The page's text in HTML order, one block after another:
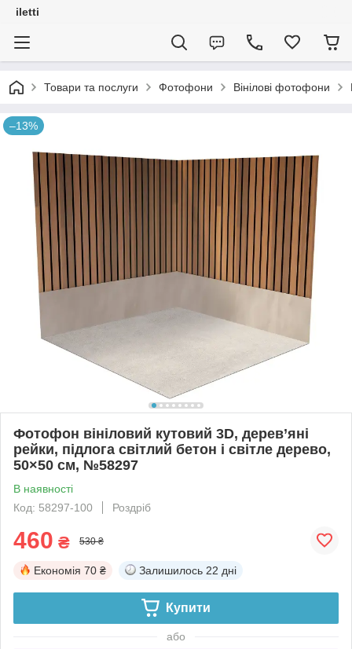
iletti
Товари та послуги Фотофони Вінілові фотофони
–13%
Фотофон вініловий кутовий 3D, дерев’яні
рейки, підлога світлий бетон і світле дерево,
50×50 см, №58297
В наявності
Код: 58297-100
Роздріб
460 ₴ 530 ₴
Економія 70 ₴ Залишилось 22 дні
Купити
або